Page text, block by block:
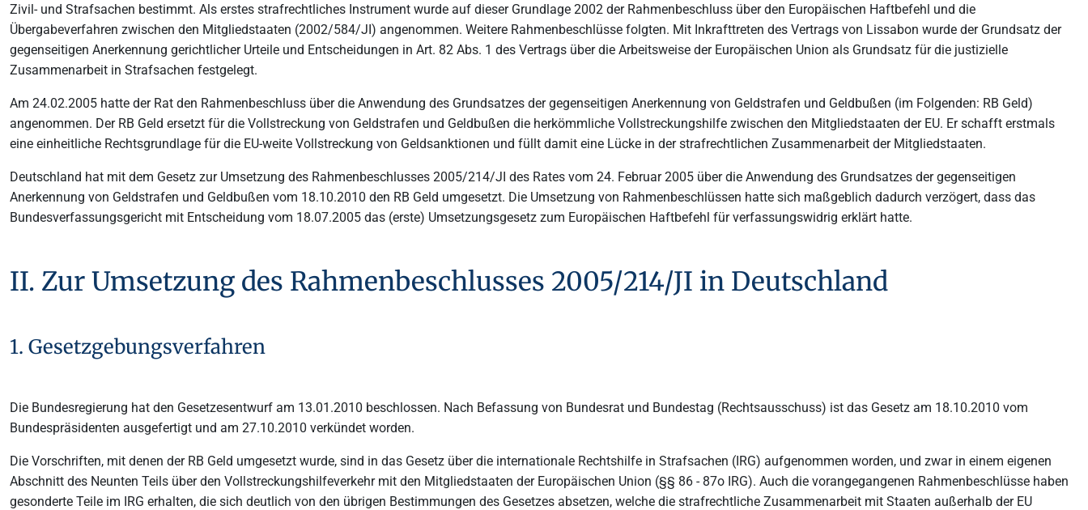
Zivil- und Strafsachen bestimmt. Als erstes strafrechtliches Instrument wurde auf dieser Grundlage 2002 der Rahmenbeschluss über den Europäischen Haftbefehl und die
Übergabeverfahren zwischen den Mitgliedstaaten (2002/584/JI) angenommen. Weitere Rahmenbeschlüsse folgten. Mit Inkrafttreten des Vertrags von Lissabon wurde der Grundsatz der
gegenseitigen Anerkennung gerichtlicher Urteile und Entscheidungen in Art. 82 Abs. 1 des Vertrags über die Arbeitsweise der Europäischen Union als Grundsatz für die justizielle
Zusammenarbeit in Strafsachen festgelegt.
Am 24.02.2005 hatte der Rat den Rahmenbeschluss über die Anwendung des Grundsatzes der gegenseitigen Anerkennung von Geldstrafen und Geldbußen (im Folgenden: RB Geld)
angenommen. Der RB Geld ersetzt für die Vollstreckung von Geldstrafen und Geldbußen die herkömmliche Vollstreckungshilfe zwischen den Mitgliedstaaten der EU. Er schafft erstmals
eine einheitliche Rechtsgrundlage für die EU-weite Vollstreckung von Geldsanktionen und füllt damit eine Lücke in der strafrechtlichen Zusammenarbeit der Mitgliedstaaten.
Deutschland hat mit dem Gesetz zur Umsetzung des Rahmenbeschlusses 2005/214/JI des Rates vom 24. Februar 2005 über die Anwendung des Grundsatzes der gegenseitigen
Anerkennung von Geldstrafen und Geldbußen vom 18.10.2010 den RB Geld umgesetzt. Die Umsetzung von Rahmenbeschlüssen hatte sich maßgeblich dadurch verzögert, dass das
Bundesverfassungsgericht mit Entscheidung vom 18.07.2005 das (erste) Umsetzungsgesetz zum Europäischen Haftbefehl für verfassungswidrig erklärt hatte.
II. Zur Umsetzung des Rahmenbeschlusses 2005/214/JI in Deutschland
1. Gesetzgebungsverfahren
Die Bundesregierung hat den Gesetzesentwurf am 13.01.2010 beschlossen. Nach Befassung von Bundesrat und Bundestag (Rechtsausschuss) ist das Gesetz am 18.10.2010 vom
Bundespräsidenten ausgefertigt und am 27.10.2010 verkündet worden.
Die Vorschriften, mit denen der RB Geld umgesetzt wurde, sind in das Gesetz über die internationale Rechtshilfe in Strafsachen (IRG) aufgenommen worden, und zwar in einem eigenen
Abschnitt des Neunten Teils über den Vollstreckungshilfeverkehr mit den Mitgliedstaaten der Europäischen Union (§§ 86 - 87o IRG). Auch die vorangegangenen Rahmenbeschlüsse haben
gesonderte Teile im IRG erhalten, die sich deutlich von den übrigen Bestimmungen des Gesetzes absetzen, welche die strafrechtliche Zusammenarbeit mit Staaten außerhalb der EU